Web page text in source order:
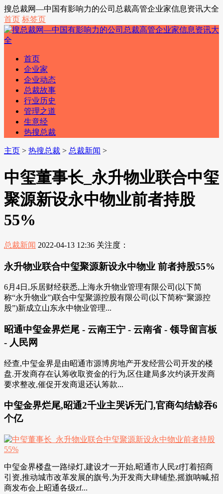
搜总裁网—中国有影响力的公司总裁高管企业家信息资讯大全
首页 标签页
首页
企业家
企业动态
总裁故事
行业历史
管理之道
生意经
热搜总裁
主页 > 热搜总裁 > 总裁新闻 >
中玺董事长_永升物业联合中玺
聚源新设永中物业前者持股
55%
总裁新闻 2022-04-13 12:36 关注度：
永升物业联合中玺聚源新设永中物业 前者持股55%
6月4日,乐居财经获悉,上海永升物业管理有限公司(以下简
称“永升物业”)联合中玺聚源控股有限公司(以下简称“聚源控
股”)新成立山东永中物业管理...
昭通中玺金界烂尾 - 云南王宁 - 云南省 - 领导留言板
- 人民网
经查,中玺金界是由昭通市源博房地产开发经营公司开发的楼
盘.开发商存在认筹收取资金的行为,区住建局多次约谈开发商
要求整改,催促开发商退还认筹款...
中玺金界烂尾,昭通2千业主哭诉无门,官商勾结鲸吞6
个亿
中玺金界楼盘一路绿灯,建设才一开始,昭通市人民zf打着招商
引资,推动城市改革发展的旗号,为开发商大肆铺垫,摇旗呐喊,招
商发布会上昭通各级zf...